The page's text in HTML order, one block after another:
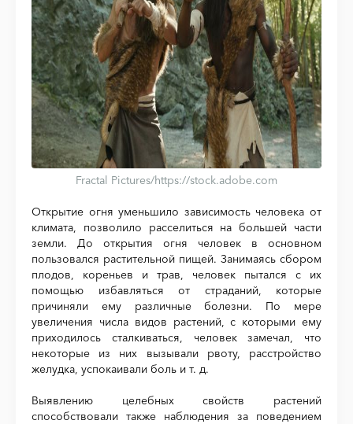
Fractal Pictures/https://stock.adobe.com
Открытие огня уменьшило зависимость человека от
климата, позволило расселиться на большей части
земли. До открытия огня человек в основном
пользовался растительной пищей. Занимаясь сбором
плодов, кореньев и трав, человек пытался с их
помощью избавляться от страданий, которые
причиняли ему различные болезни. По мере
увеличения числа видов растений, с которыми ему
приходилось сталкиваться, человек замечал, что
некоторые из них вызывали рвоту, расстройство
желудка, успокаивали боль и т. д.
Выявлению целебных свойств растений
способствовали также наблюдения за поведением